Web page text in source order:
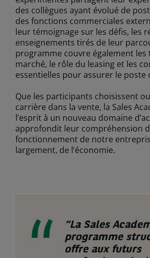
des collègues ayant évolué de
des fonctions commerciales
leur témoignage sur les défis, les
enseignements tirés de leur
programme couvre également les
marché, le rôle du leasing et les
essentielles pour assurer le poste
Que les participants choisissent
carrière dans la vente, la Sales
l’esprit à un nouveau domaine
approfondit leur compréhension
fonctionnement de notre
largement, de l’économie.
“La Sales
programme
offre aux futurs